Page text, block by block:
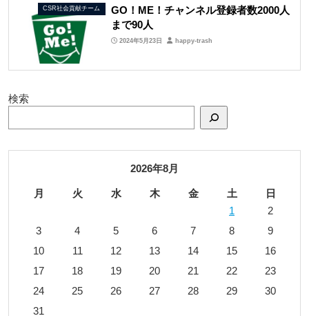
CSR社会貢献チーム
GO！ME！チャンネル登録者数2000人
まで90人
2024年5月23日 happy-trash
検索
2026年8月
月 火 水 木 金 土
日
1
2
3
4 5 6 7 8
9
10
11 12 13 14 15
16
17
18 19 20 21 22
23
24
25 26 27 28 29
30
31